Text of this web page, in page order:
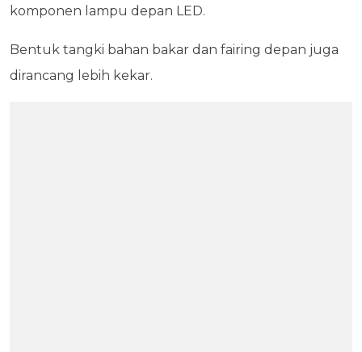
komponen lampu depan LED.
Bentuk tangki bahan bakar dan fairing depan juga
dirancang lebih kekar.